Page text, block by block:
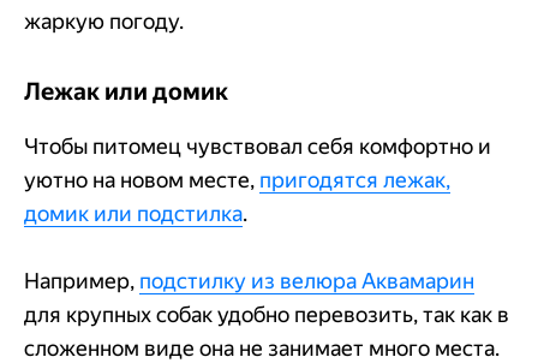
жаркую погоду.
Лежак или домик
Чтобы питомец чувствовал себя комфортно и
уютно на новом месте, пригодятся лежак,
домик или подстилка.
Например, подстилку из велюра Аквамарин
для крупных собак удобно перевозить, так как в
сложенном виде она не занимает много места.